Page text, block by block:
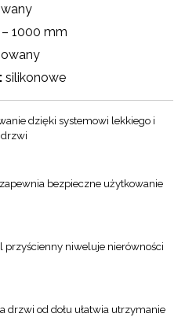
1000 mm
silikonowe
dzięki systemowi lekkiego i
bezpieczne użytkowanie
przyścienny niweluje nierówności
drzwi od dołu ułatwia utrzymanie